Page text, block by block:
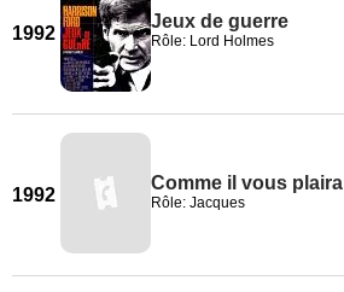
1992
Jeux de guerre
Rôle: Lord Holmes
1992
Comme il vous plaira
Rôle: Jacques